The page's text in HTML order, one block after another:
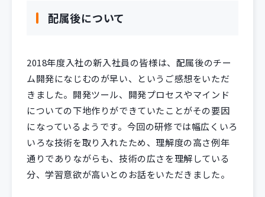
配属後について
2018年度入社の新入社員の皆様は、配属後のチー
ム開発になじむのが早い、というご感想をいただ
きました。開発ツール、開発プロセスやマインド
についての下地作りができていたことがその要因
になっているようです。今回の研修では幅広くいろ
いろな技術を取り入れたため、理解度の高さ例年
通りでありながらも、技術の広さを理解している
分、学習意欲が高いとのお話をいただきました。